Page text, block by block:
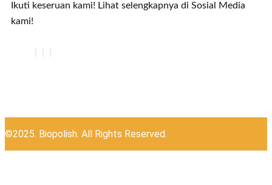
Ikuti keseruan kami! Lihat selengkapnya di Sosial Media
kami!
©2025. Biopolish. All Rights Reserved.